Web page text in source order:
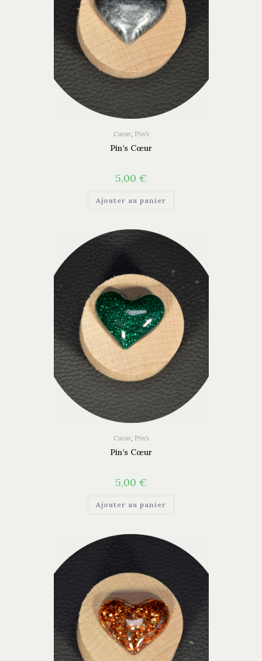
Cœur, Pin's
Pin’s Cœur
5,00 €
Ajouter au panier
Cœur, Pin's
Pin’s Cœur
5,00 €
Ajouter au panier